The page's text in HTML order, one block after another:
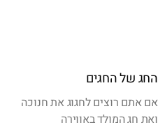
החג של החגים
אם אתם רוצים לחגוג את חנוכה
ואת חג המולד באווירה